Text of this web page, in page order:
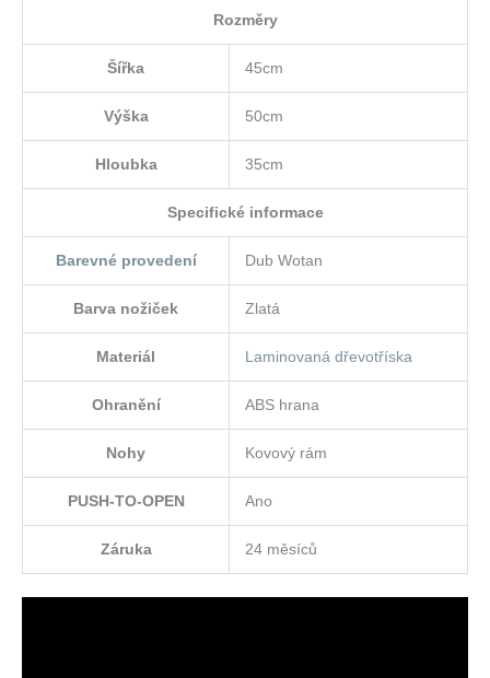
Rozměry
Šířka 45cm
Výška 50cm
Hloubka 35cm
Specifické informace
Barevné provedení Dub Wotan
Barva nožiček Zlatá
Materiál Laminovaná dřevotříska
Ohranění ABS hrana
Nohy Kovový rám
PUSH-TO-OPEN Ano
Záruka 24 měsíců